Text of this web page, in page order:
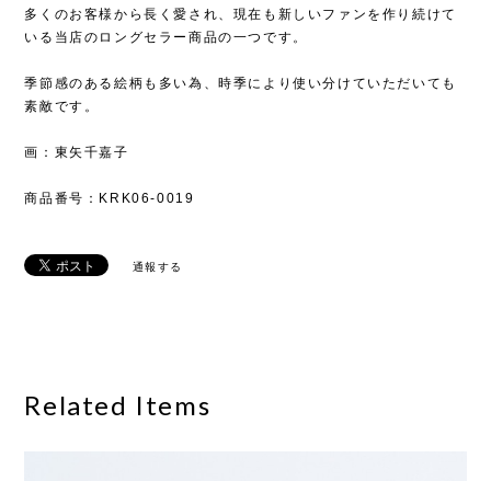
多くのお客様から長く愛され、現在も新しいファンを作り続けて
いる当店のロングセラー商品の一つです。
季節感のある絵柄も多い為、時季により使い分けていただいても
素敵です。
画：東矢千嘉子
商品番号：KRK06-0019
通報する
Related Items